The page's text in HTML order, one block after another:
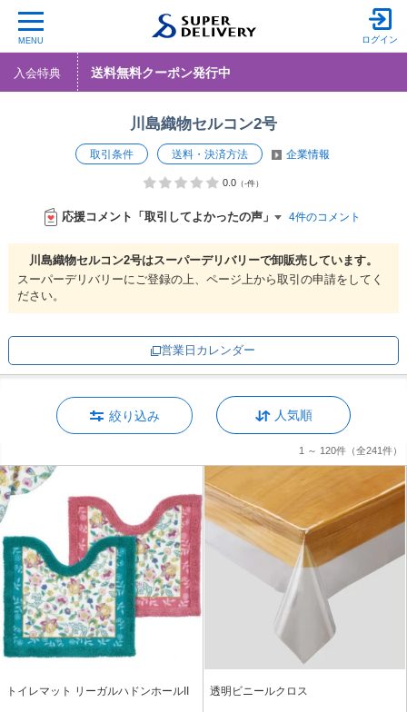
MENU ログイン
入会特典 送料無料クーポン発行中
川島織物セルコン2号
取引条件 送料・決済方法 企業情報
0.0（-件）
応援コメント「取引してよかったの声」 4件のコメント
川島織物セルコン2号はスーパーデリバリーで卸販売しています。
スーパーデリバリーにご登録の上、ページ上から取引の申請をしてく
ださい。
営業日カレンダー
絞り込み 人気順
1 ～ 120件 （全241件）
トイレマット リーガルハドンホールII 透明ビニールクロス